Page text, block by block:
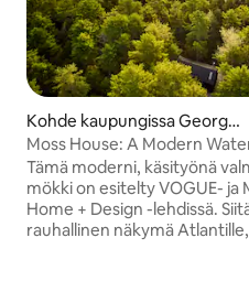
Kohde kaupungissa George
town
Moss House: A Modern
Cabin in the Woods
Tämä moderni, käsityönä
mökki on esitelty VOGUE- ja
Home + Design -lehdissä.
rauhallinen näkymä